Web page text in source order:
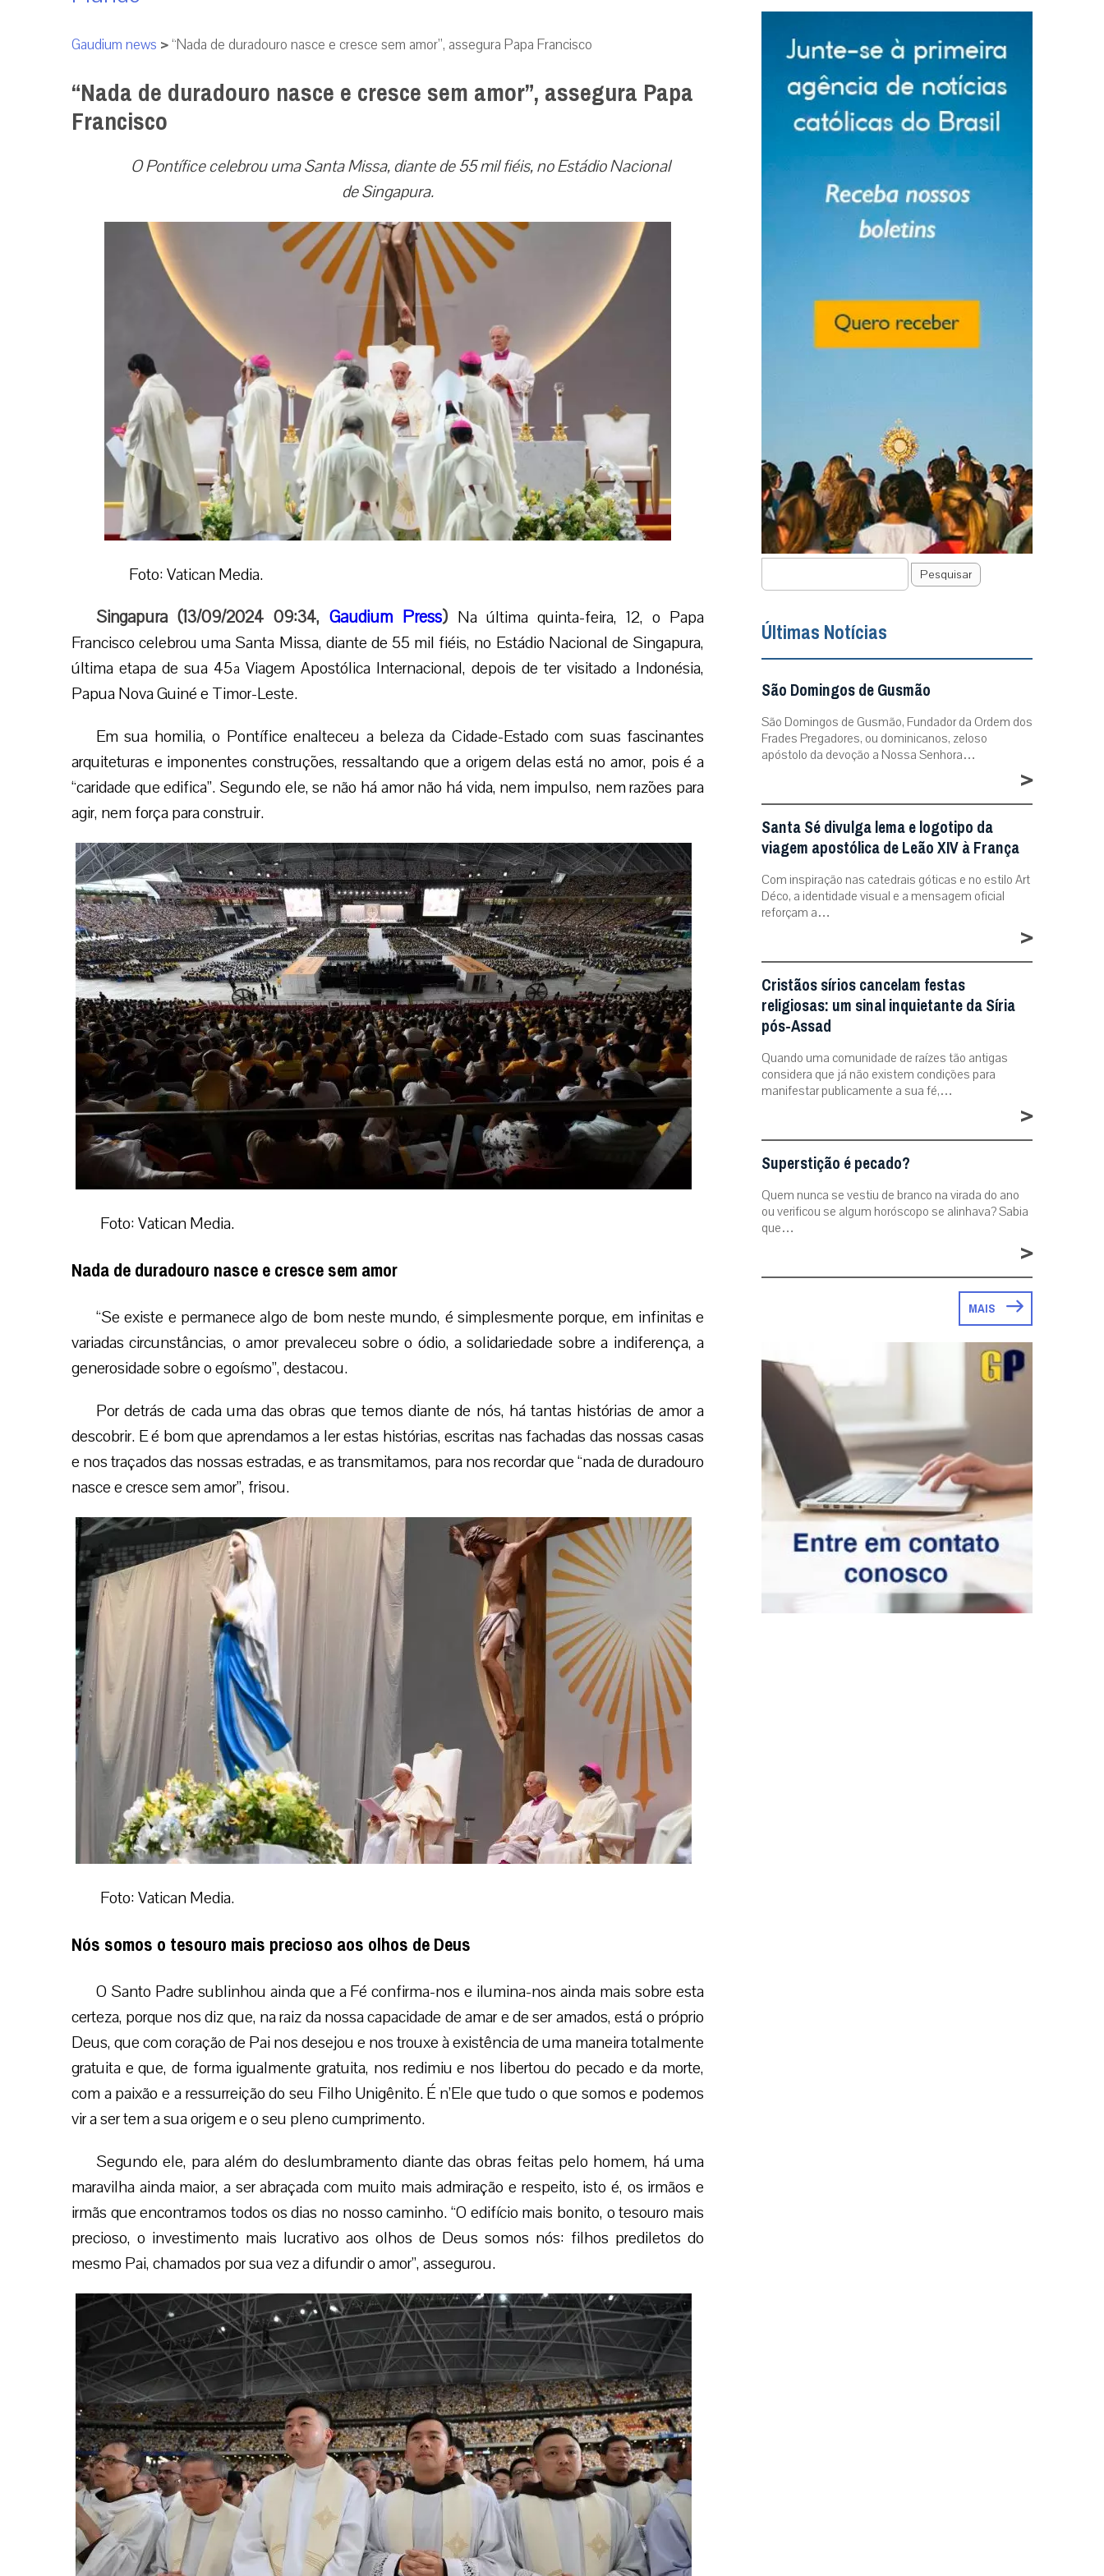
Gaudium news >“Nada de duradouro nasce e cresce sem amor”, assegura Papa Francisco
“Nada de duradouro nasce e cresce sem amor”, assegura Papa
Francisco
O Pontífice celebrou uma Santa Missa, diante de 55 mil fiéis, no Estádio Nacional
de Singapura.
Foto: Vatican Media.
Singapura (13/09/2024 09:34,Gaudium Press) Na última quinta-feira, 12, o Papa
Francisco celebrou uma Santa Missa, diante de 55 mil fiéis, no Estádio Nacional de Singapura,
última etapa de sua 45ª Viagem Apostólica Internacional, depois de ter visitado a Indonésia,
Papua Nova Guiné e Timor-Leste.
Em sua homilia, o Pontífice enalteceu a beleza da Cidade-Estado com suas fascinantes
arquiteturas e imponentes construções, ressaltando que a origem delas está no amor, pois é a
“caridade que edifica”. Segundo ele, se não há amor não há vida, nem impulso, nem razões para
agir, nem força para construir.
Foto: Vatican Media.
Nada de duradouro nasce e cresce sem amor
“Se existe e permanece algo de bom neste mundo, é simplesmente porque, em infinitas e
variadas circunstâncias, o amor prevaleceu sobre o ódio, a solidariedade sobre a indiferença, a
generosidade sobre o egoísmo”, destacou.
Por detrás de cada uma das obras que temos diante de nós, há tantas histórias de amor a
descobrir. E é bom que aprendamos a ler estas histórias, escritas nas fachadas das nossas casas
e nos traçados das nossas estradas, e as transmitamos, para nos recordar que “nada de duradouro
nasce e cresce sem amor”, frisou.
Foto: Vatican Media.
Nós somos o tesouro mais precioso aos olhos de Deus
O Santo Padre sublinhou ainda que a Fé confirma-nos e ilumina-nos ainda mais sobre esta
certeza, porque nos diz que, na raiz da nossa capacidade de amar e de ser amados, está o próprio
Deus, que com coração de Pai nos desejou e nos trouxe à existência de uma maneira totalmente
gratuita e que, de forma igualmente gratuita, nos redimiu e nos libertou do pecado e da morte,
com a paixão e a ressurreição do seu Filho Unigênito. É n’Ele que tudo o que somos e podemos
vir a ser tem a sua origem e o seu pleno cumprimento.
Segundo ele, para além do deslumbramento diante das obras feitas pelo homem, há uma
maravilha ainda maior, a ser abraçada com muito mais admiração e respeito, isto é, os irmãos e
irmãs que encontramos todos os dias no nosso caminho. “O edifício mais bonito, o tesouro mais
precioso, o investimento mais lucrativo aos olhos de Deus somos nós: filhos prediletos do
mesmo Pai, chamados por sua vez a difundir o amor”, assegurou.
Pesquisar
Últimas Notícias
São Domingos de Gusmão
São Domingos de Gusmão, Fundador da Ordem dos
Frades Pregadores, ou dominicanos, zeloso
apóstolo da devoção a Nossa Senhora…
>
Santa Sé divulga lema e logotipo da
viagem apostólica de Leão XIV à França
Com inspiração nas catedrais góticas e no estilo Art
Déco, a identidade visual e a mensagem oficial
reforçam a…
>
Cristãos sírios cancelam festas
religiosas: um sinal inquietante da Síria
pós-Assad
Quando uma comunidade de raízes tão antigas
considera que já não existem condições para
manifestar publicamente a sua fé,…
>
Superstição é pecado?
Quem nunca se vestiu de branco na virada do ano
ou verificou se algum horóscopo se alinhava? Sabia
que…
>
MAIS